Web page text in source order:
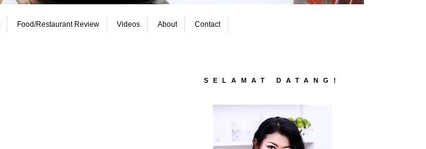
Food/Restaurant Review Videos About Contact
SELAMAT DATANG!